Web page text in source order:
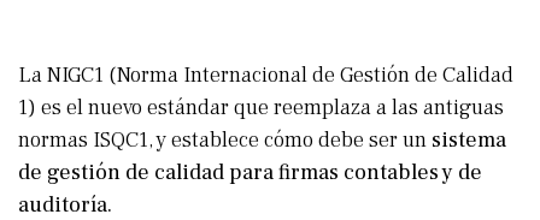
La NIGC1 (Norma Internacional de Gestión de Calidad
1) es el nuevo estándar que reemplaza a las antiguas
normas ISQC1, y establece cómo debe ser un sistema
de gestión de calidad para firmas contables y de
auditoría.